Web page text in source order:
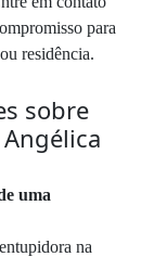
para
residência.
sobre
uma
na